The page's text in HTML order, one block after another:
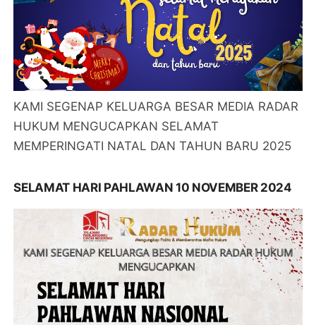
KAMI SEGENAP KELUARGA BESAR MEDIA RADAR
HUKUM MENGUCAPKAN SELAMAT
MEMPERINGATI NATAL DAN TAHUN BARU 2025
SELAMAT HARI PAHLAWAN 10 NOVEMBER 2024